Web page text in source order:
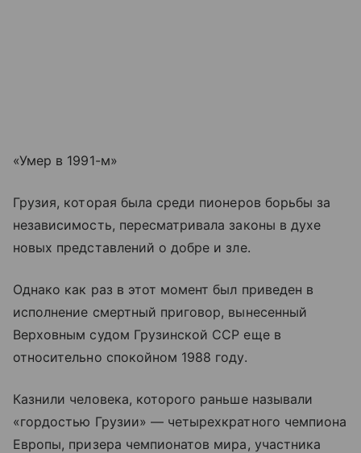
«Умер в 1991-м»
Грузия, которая была среди пионеров борьбы за
независимость, пересматривала законы в духе
новых представлений о добре и зле.
Однако как раз в этот момент был приведен в
исполнение смертный приговор, вынесенный
Верховным судом Грузинской ССР еще в
относительно спокойном 1988 году.
Казнили человека, которого раньше называли
«гордостью Грузии» — четырехкратного чемпиона
Европы, призера чемпионатов мира, участника